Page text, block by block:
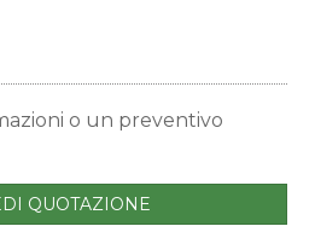
o un preventivo
QUOTAZIONE